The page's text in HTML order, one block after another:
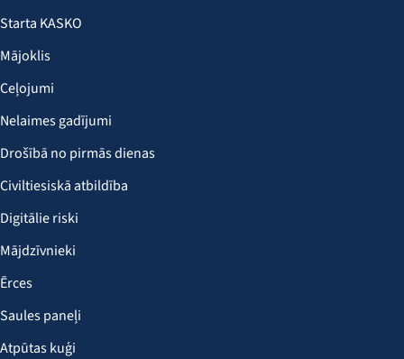
Starta KASKO
Mājoklis
Ceļojumi
Nelaimes gadījumi
Drošībā no pirmās dienas
Civiltiesiskā atbildība
Digitālie riski
Mājdzīvnieki
Ērces
Saules paneļi
Atpūtas kuģi